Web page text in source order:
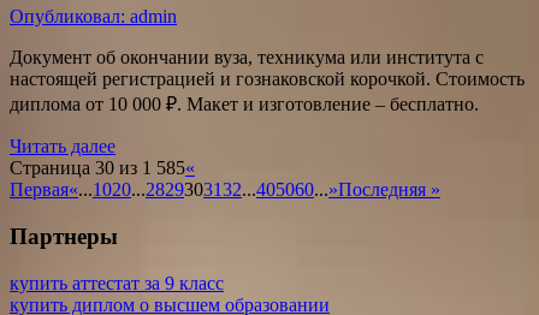
Опубликовал: admin
Документ об окончании вуза, техникума или института с
настоящей регистрацией и гознаковской корочкой. Стоимость
диплома от 10 000 ₽. Макет и изготовление – бесплатно.
Читать далее
Страница 30 из 1 585«
Первая«...1020...2829303132...405060...»Последняя »
Партнеры
купить аттестат за 9 класс
купить диплом о высшем образовании